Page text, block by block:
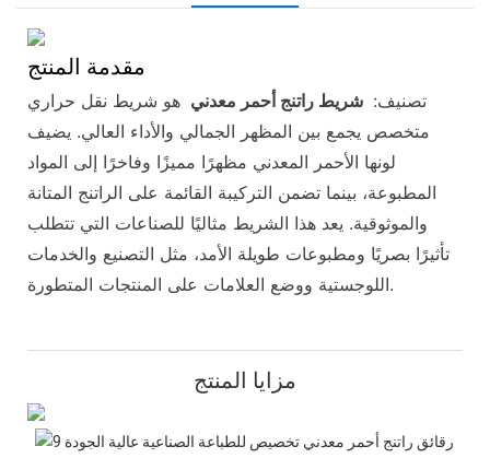
تصنيف: شريط راتنج أحمر معدني هو شريط نقل حراري
متخصص يجمع بين المظهر الجمالي والأداء العالي. يضيف
لونها الأحمر المعدني مظهرًا مميزًا وفاخرًا إلى المواد
المطبوعة، بينما تضمن التركيبة القائمة على الراتنج المتانة
والموثوقية. يعد هذا الشريط مثاليًا للصناعات التي تتطلب
تأثيرًا بصريًا ومطبوعات طويلة الأمد، مثل التصنيع والخدمات
اللوجستية ووضع العلامات على المنتجات المتطورة.
مزايا المنتج